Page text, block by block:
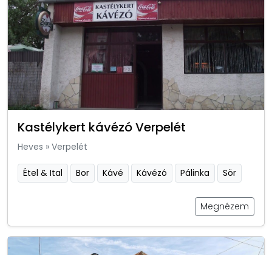
Kastélykert kávézó Verpelét
Heves » Verpelét
Étel & Ital Bor Kávé Kávézó Pálinka Sör
Megnézem